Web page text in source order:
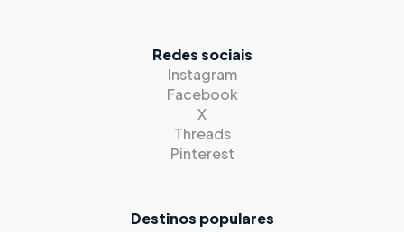
Redes sociais
Instagram
Facebook
X
Threads
Pinterest
Destinos populares